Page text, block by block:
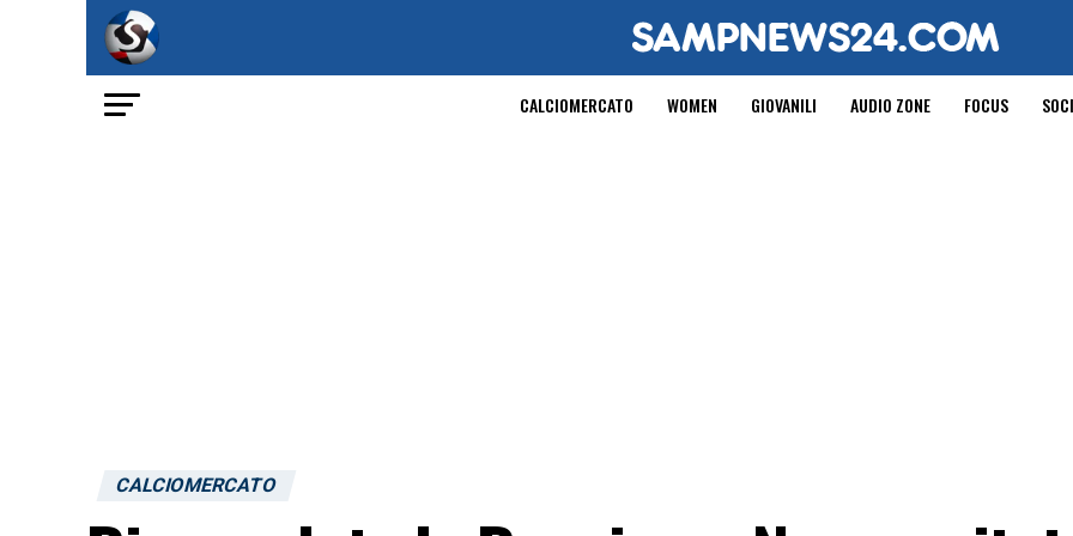
CALCIOMERCATO WOMEN GIOVANILI AUDIO ZONE FOCUS
CALCIOMERCATO